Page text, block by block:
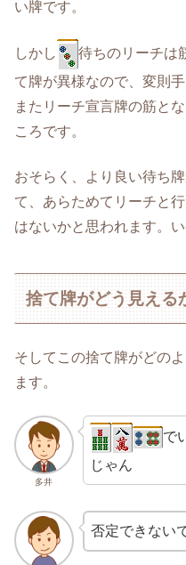
い牌です。
しかし
待ちのリーチは
て牌が異様なので、変則
またリーチ宣言牌の筋と
ころです。
おそらく、より良い待ち
て、あらためてリーチと
はないかと思われます。い
捨て牌がどう見える
そしてこの捨て牌がどの
ます。
多井
で
じゃん
否定できない